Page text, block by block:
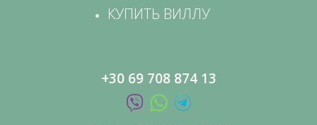
КУПИТЬ ВИЛЛУ
+30 69 708 874 13